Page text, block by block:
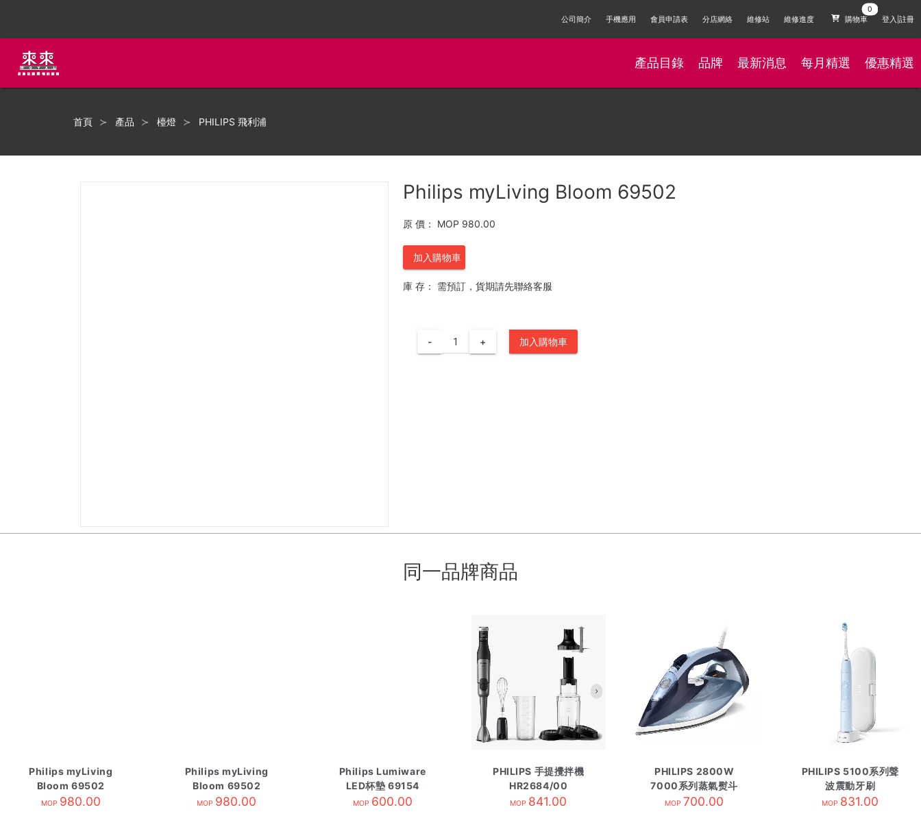
公司簡介 手機應用 會員申請表 分店網絡 維修站 維修進度 購物車 登入|註冊
產品目錄 品牌 最新消息 每月精選 優惠精選
首頁 產品 檯燈 PHILIPS 飛利浦
Philips myLiving Bloom 69502
原 價： MOP 980.00
加入購物車
庫 存： 需預訂，貨期請先聯絡客服
- + 加入購物車
同一品牌商品
Philips myLiving
Bloom 69502
MOP 980.00
Philips myLiving
Bloom 69502
MOP 980.00
Philips Lumiware
LED杯墊 69154
MOP 600.00
PHILIPS 手提攪拌機
HR2684/00
MOP 841.00
PHILIPS 2800W
7000系列蒸氣熨斗
DST7020/20
MOP 700.00
PHILIPS 5100系列聲
波震動牙刷
HX6853/12 粉藍色
MOP 831.00